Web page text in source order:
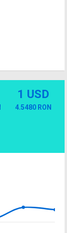
1 USD
4.5480 RON